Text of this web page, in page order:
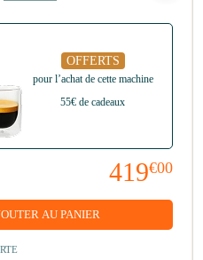
OFFERTS
pour l’achat de cette machine
55€ de cadeaux
419€00
AU PANIER